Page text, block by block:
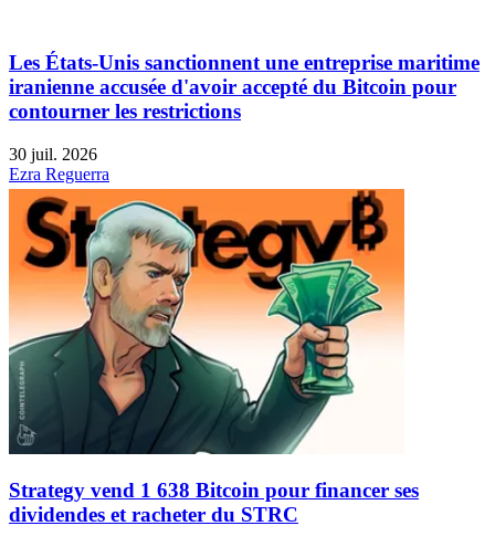
Les États-Unis sanctionnent une entreprise maritime
iranienne accusée d'avoir accepté du Bitcoin pour
contourner les restrictions
30 juil. 2026
Ezra Reguerra
Strategy vend 1 638 Bitcoin pour financer ses
dividendes et racheter du STRC